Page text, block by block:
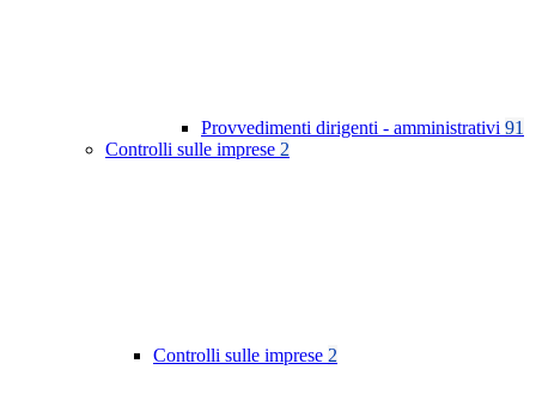
Provvedimenti dirigenti - amministrativi 91
Controlli sulle imprese 2
Controlli sulle imprese 2